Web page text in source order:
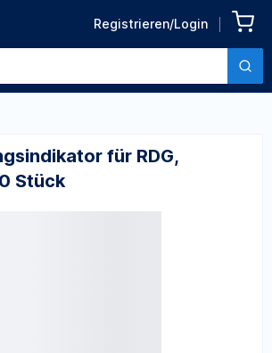
Registrieren/Login
Zurück zu den Produktdetails
für RDG,
Stück